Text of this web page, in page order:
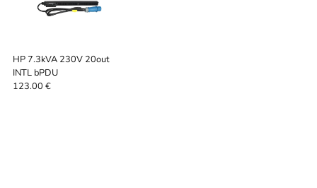
HP 7.3kVA 230V 20out
INTL bPDU
123.00 €